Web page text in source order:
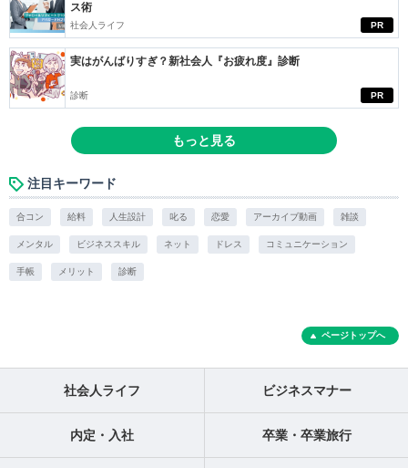
PR
ス術
社会人ライフ
PR
実はがんばりすぎ？新社会人『お疲れ度』診断
診断
もっと見る
注目キーワード
合コン 給料 人生設計 叱る 恋愛 アーカイブ動画 雑談
メンタル ビジネススキル ネット ドレス コミュニケーション
手帳 メリット 診断
ページトップへ
社会人ライフ ビジネスマナー
内定・入社 卒業・卒業旅行